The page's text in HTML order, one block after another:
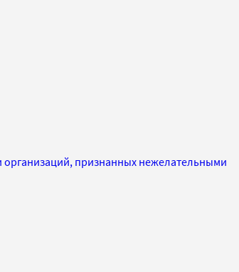
организаций, признанных нежелательными